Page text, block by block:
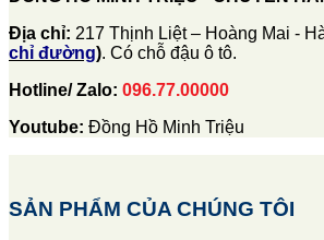
Địa chỉ: 217 Thịnh Liệt – Hoàng Mai -
chỉ đường). Có chỗ đậu ô tô.
Hotline/ Zalo: 096.77.00000
Youtube: Đồng Hồ Minh Triệu
SẢN PHẨM CỦA CHÚNG TÔI